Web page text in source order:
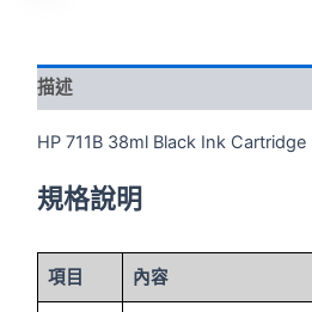
描述
HP 711B 38ml Black Ink Cartridge
規格說明
項目 內容